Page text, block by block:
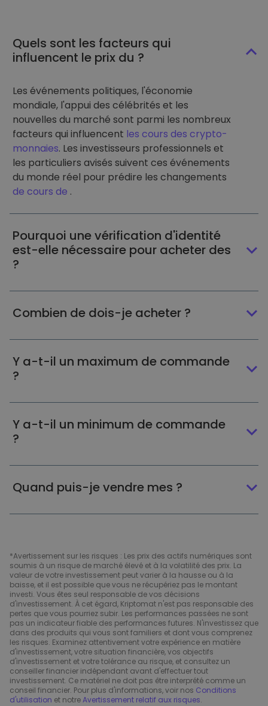
Quels sont les facteurs qui
influencent le prix du ?
Les événements politiques, l'économie
mondiale, l'appui des célébrités et les
nouvelles du marché sont parmi les nombreux
facteurs qui influencent les cours des crypto-
monnaies. Les investisseurs professionnels et
les particuliers avisés suivent ces événements
du monde réel pour prédire les changements
de cours de .
Pourquoi une vérification d'identité
est-elle nécessaire pour acheter des
?
Combien de dois-je acheter ?
Y a-t-il un maximum de commande
?
Y a-t-il un minimum de commande
?
Quand puis-je vendre mes ?
*Avertissement sur les risques : Les prix des actifs numériques sont
soumis à un risque de marché élevé et à la volatilité des prix. La
valeur de votre investissement peut varier à la hausse ou à la
baisse, et il est possible que vous ne récupériez pas le montant
investi. Vous êtes seul responsable de vos décisions
d'investissement. À cet égard, Kriptomat n'est pas responsable des
pertes que vous pourriez subir. Les performances passées ne sont
pas un indicateur fiable des performances futures. N'investissez que
dans des produits qui vous sont familiers et dont vous comprenez
les risques. Examinez attentivement votre expérience en matière
d'investissement, votre situation financière, vos objectifs
d'investissement et votre tolérance au risque, et consultez un
conseiller financier indépendant avant d'effectuer tout
investissement. Ce matériel ne doit pas être interprété comme un
conseil financier. Pour plus d'informations, voir nos Conditions
d'utilisation et notreAvertissement relatif aux risques.